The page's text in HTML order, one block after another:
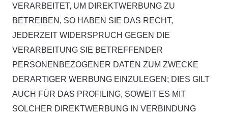
VERARBEITET, UM DIREKTWERBUNG ZU
BETREIBEN, SO HABEN SIE DAS RECHT,
JEDERZEIT WIDERSPRUCH GEGEN DIE
VERARBEITUNG SIE BETREFFENDER
PERSONENBEZOGENER DATEN ZUM ZWECKE
DERARTIGER WERBUNG EINZULEGEN; DIES GILT
AUCH FÜR DAS PROFILING, SOWEIT ES MIT
SOLCHER DIREKTWERBUNG IN VERBINDUNG